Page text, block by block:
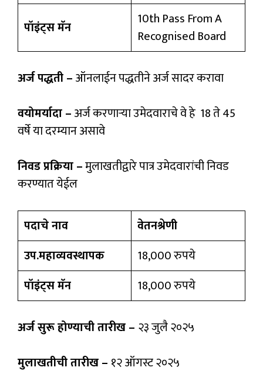
पॉइंट्स मॅन
10th Pass From A
Recognised Board
अर्ज पद्धती –ऑनलाईन पद्धतीने अर्ज सादर करावा
वयोमर्यादा –अर्ज करणाऱ्या उमेदवाराचे वे हे 18 ते 45
वर्षे या दरम्यान असावे
निवड प्रक्रिया –मुलाखतीद्वारे पात्र उमेदवारांची निवड
करण्यात येईल
पदाचे नाव
वेतनश्रेणी
उप.महाव्यवस्थापक
18,000 रुपये
पॉइंट्स मॅन
18,000 रुपये
अर्ज सुरू होण्याची तारीख – २३ जुलै २०२५
मुलाखतीची तारीख – १२ ऑगस्ट २०२५